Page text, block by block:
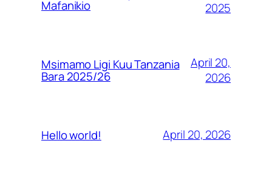
Mafanikio
2025
Msimamo Ligi Kuu Tanzania
Bara 2025/26
April 20,
2026
Hello world! April 20, 2026